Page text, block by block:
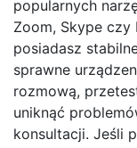
popularnych
Zoom, Skype czy
posiadasz
sprawne
rozmową,
uniknąć
konsultacji. Jeśli